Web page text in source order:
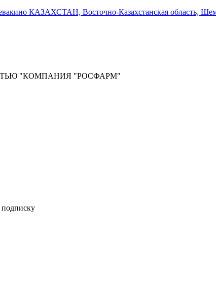
КАЗАХСТАН, Восточно-Казахстанская область,
"КОМПАНИЯ "РОСФАРМ"
подписку